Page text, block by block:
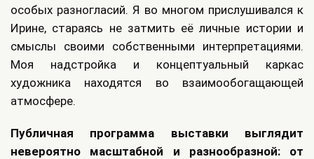
особых разногласий. Я во многом прислушивался к
Ирине, стараясь не затмить её личные истории и
смыслы своими собственными интерпретациями.
Моя надстройка и концептуальный каркас
художника находятся во взаимообогащающей
атмосфере.
Публичная программа выставки выглядит
невероятно масштабной и разнообразной: от